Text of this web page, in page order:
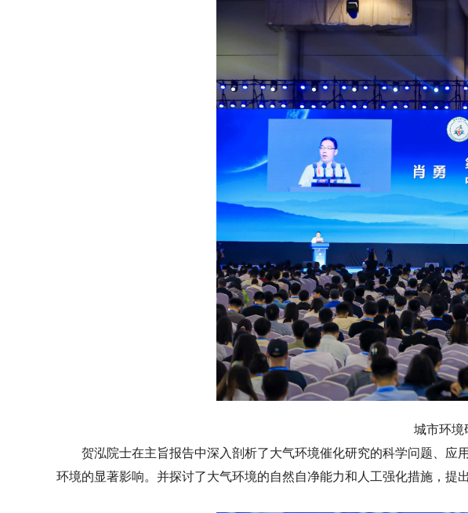
城市环境
贺泓院士在主旨报告中深入剖析了大气环境催化研究的科学问题、
环境的显著影响。并探讨了大气环境的自然自净能力和人工强化措施，提